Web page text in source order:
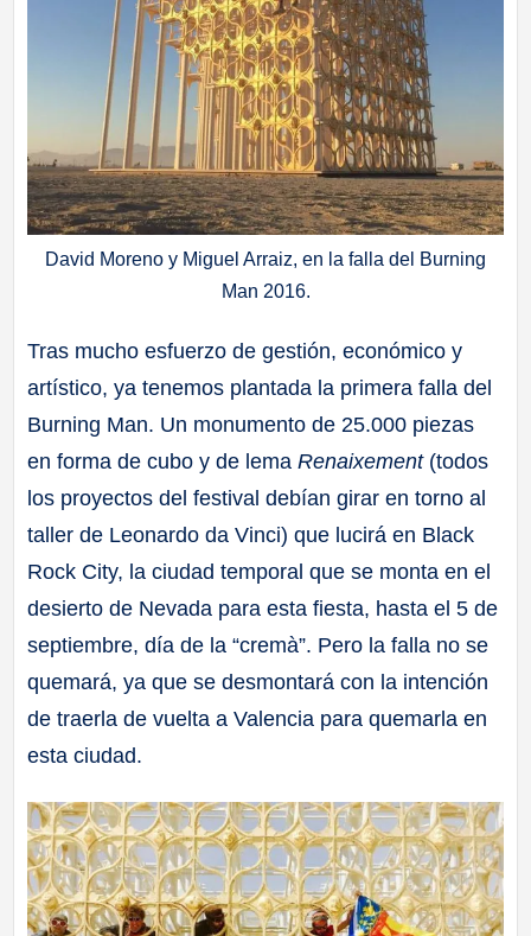
David Moreno y Miguel Arraiz, en la falla del Burning
Man 2016.
Tras mucho esfuerzo de gestión, económico y
artístico, ya tenemos plantada la primera falla del
Burning Man. Un monumento de 25.000 piezas
en forma de cubo y de lemaRenaixement(todos
los proyectos del festival debían girar en torno al
taller de Leonardo da Vinci) que lucirá en Black
Rock City, la ciudad temporal que se monta en el
desierto de Nevada para esta fiesta, hasta el 5 de
septiembre, día de la “cremà”. Pero la falla no se
quemará, ya que se desmontará con la intención
de traerla de vuelta a Valencia para quemarla en
esta ciudad.